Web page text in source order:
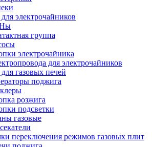
электрочайников
группа
электрочайника
для электрочайников
газовых печей
поджига
розжига
подсветки
газовые
переключения режимов газовых плит